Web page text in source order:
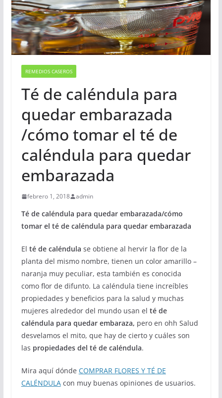
REMEDIOS CASEROS
Té de caléndula para
quedar embarazada
/cómo tomar el té de
caléndula para quedar
embarazada
febrero 1, 2018 admin
Té de caléndula para quedar embarazada/cómo
tomar el té de caléndula para quedar embarazada
El té de caléndula se obtiene al hervir la flor de la
planta del mismo nombre, tienen un color amarillo –
naranja muy peculiar, esta también es conocida
como flor de difunto. La caléndula tiene increíbles
propiedades y beneficios para la salud y muchas
mujeres alrededor del mundo usan el té de
caléndula para quedar embaraza, pero en ohh Salud
desvelamos el mito, que hay de cierto y cuáles son
las propiedades del té de caléndula.
Mira aquí dónde COMPRAR FLORES Y TÉ DE
CALÉNDULAcon muy buenas opiniones de usuarios.